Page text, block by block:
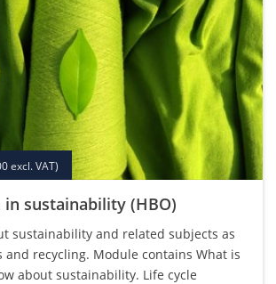
excl. VAT)
sustainability (HBO)
sustainability and related subjects as
and recycling. Module contains What is
about sustainability. Life cycle